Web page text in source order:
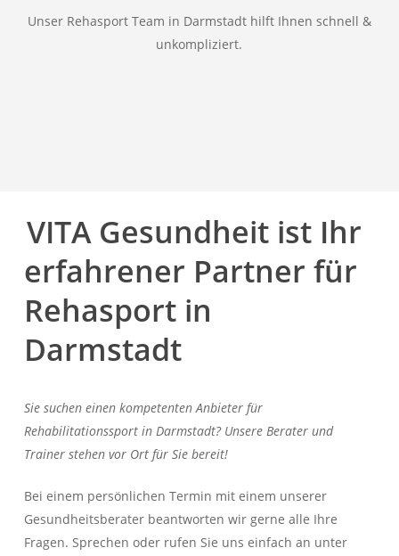
Unser Rehasport Team in Darmstadt hilft Ihnen schnell &
unkompliziert.
VITA Gesundheit ist Ihr
erfahrener Partner für
Rehasport in
Darmstadt
Sie suchen einen kompetenten Anbieter für
Rehabilitationssport in Darmstadt? Unsere Berater und
Trainer stehen vor Ort für Sie bereit!
Bei einem persönlichen Termin mit einem unserer
Gesundheitsberater beantworten wir gerne alle Ihre
Fragen. Sprechen oder rufen Sie uns einfach an unter